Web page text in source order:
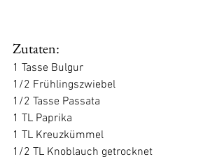
Zutaten:
1 Tasse Bulgur
1/2 Frühlingszwiebel
1/2 Tasse Passata
1 TL Paprika
1 TL Kreuzkümmel
1/2 TL Knoblauch getrocknet